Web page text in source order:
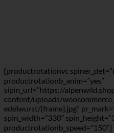
[productrotationvc
productrotationb_anim=”yes”
sipin_url=”https://
content/uploads/
edelwurst/{frame}.jpg”
spin_width=”330″
productrotationb_speed=”150″]